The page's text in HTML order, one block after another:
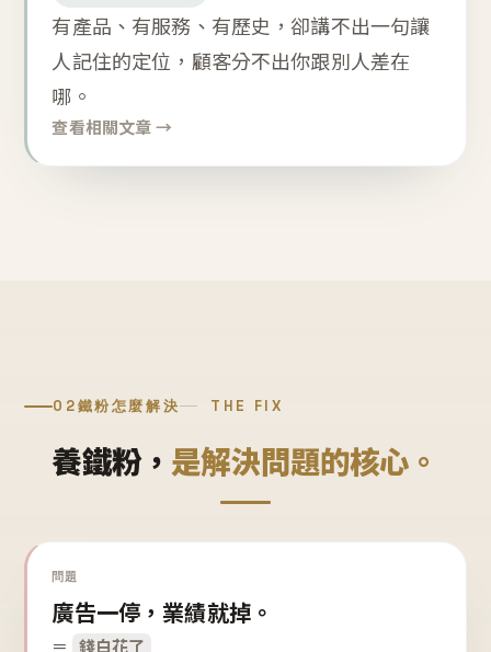
有產品、有服務、有歷史，卻講不出一句讓
人記住的定位，顧客分不出你跟別人差在
哪。
查看相關文章 →
02鐵粉怎麼解決 THE FIX
養鐵粉， 是解決問題的核心。
問題
廣告一停，業績就掉。
＝ 錢白花了